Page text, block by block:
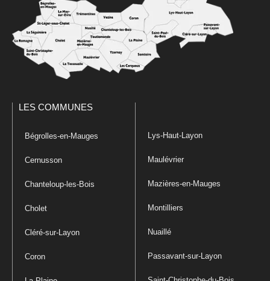
LES COMMUNES
Bégrolles-en-Mauges
Cernusson
Chanteloup-les-Bois
Cholet
Cléré-sur-Layon
Coron
Lys-Haut-Layon
Maulévrier
Mazières-en-Mauges
Montilliers
Nuaillé
Passavant-sur-Layon